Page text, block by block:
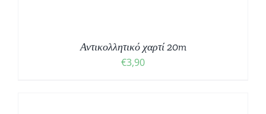
Αντικολλητικό χαρτί 20m
€3,90